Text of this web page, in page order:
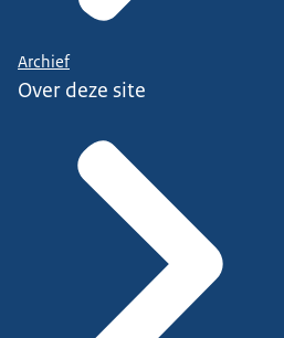
Archief
Over deze site